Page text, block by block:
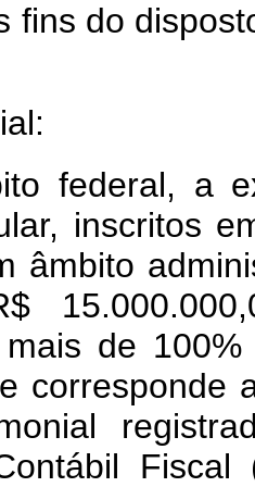
fins do
federal, a
inscritos
âmbito
de
corresponde